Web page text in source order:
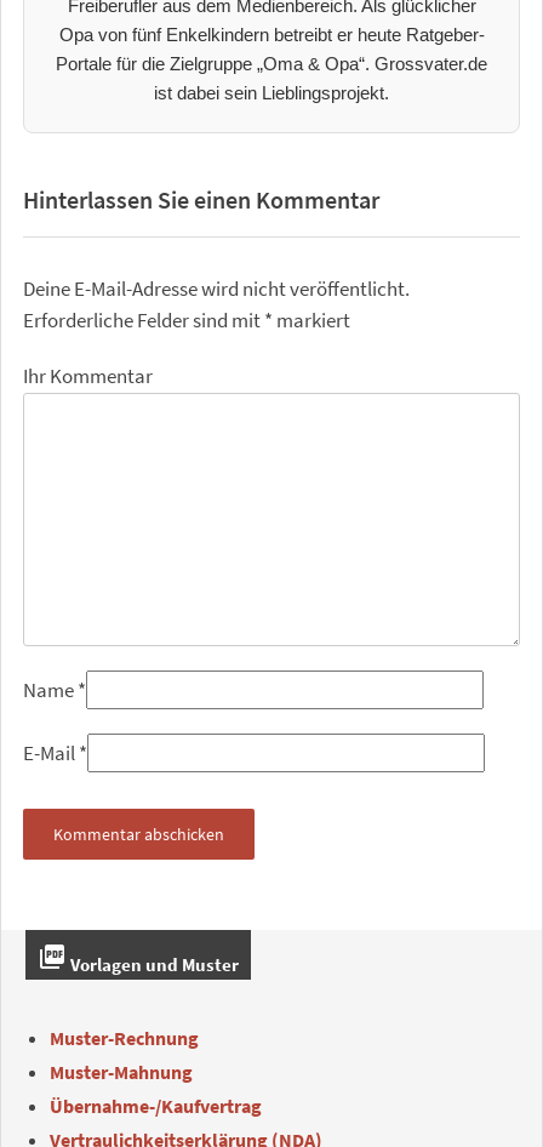
Freiberufler aus dem Medienbereich. Als glücklicher
Opa von fünf Enkelkindern betreibt er heute Ratgeber-
Portale für die Zielgruppe „Oma & Opa“. Grossvater.de
ist dabei sein Lieblingsprojekt.
Hinterlassen Sie einen Kommentar
Deine E-Mail-Adresse wird nicht veröffentlicht.
Erforderliche Felder sind mit* markiert
Ihr Kommentar
Name*
E-Mail*
picture_as_pdf Vorlagen und Muster
Muster-Rechnung
Muster-Mahnung
Übernahme-/Kaufvertrag
Vertraulichkeitserklärung (NDA)